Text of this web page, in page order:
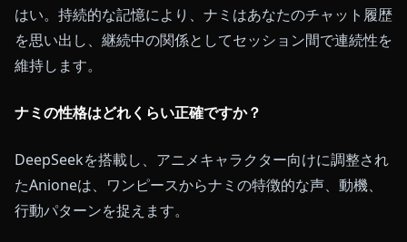
はい。持続的な記憶により、ナミはあなたのチャット履歴
を思い出し、継続中の関係としてセッション間で連続性を
維持します。
ナミの性格はどれくらい正確ですか？
DeepSeekを搭載し、アニメキャラクター向けに調整され
たAnioneは、ワンピースからナミの特徴的な声、動機、
行動パターンを捉えます。